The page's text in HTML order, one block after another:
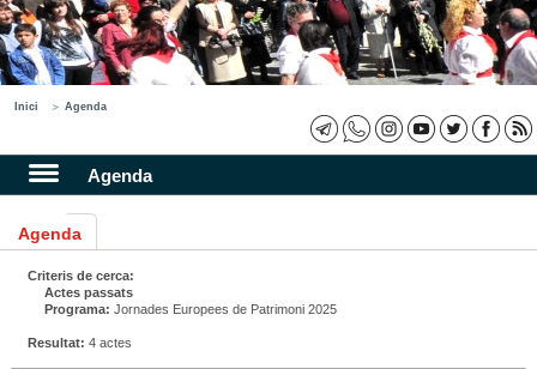
Inici Agenda
Agenda
Agenda
Criteris de cerca:
Actes passats
Programa: Jornades Europees de Patrimoni 2025
Resultat: 4 actes